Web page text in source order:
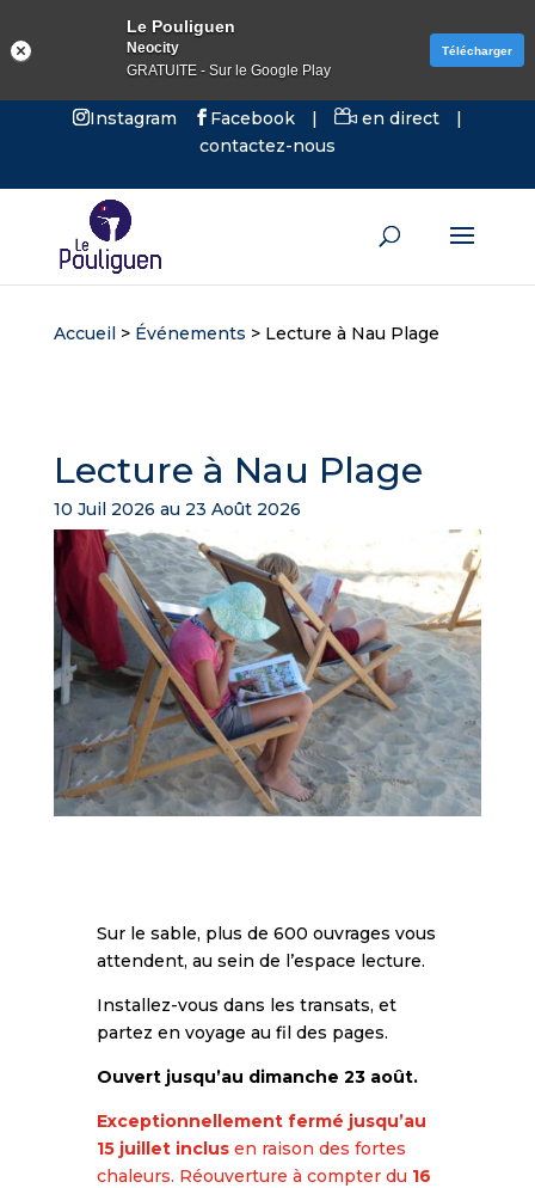
Instagram Facebook | en direct
|
contactez-nous
Accueil> Événements > Lecture à Nau Plage
Lecture à Nau Plage
10 Juil 2026 au 23 Août 2026
Sur le sable, plus de 600 ouvrages vous
attendent, au sein de l’espace lecture.
Installez-vous dans les transats, et
partez en voyage au fil des pages.
Ouvert jusqu’au dimanche 23 août.
Exceptionnellement fermé jusqu’au
15 juillet inclusen raison des fortes
chaleurs. Réouverture à compter du 16
Le Pouliguen
Neocity
GRATUITE - Sur le Google Play
Télécharger